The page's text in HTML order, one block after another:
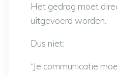
Het gedrag moet
uitgevoerd worden.
Dus niet:
“Je communicatie